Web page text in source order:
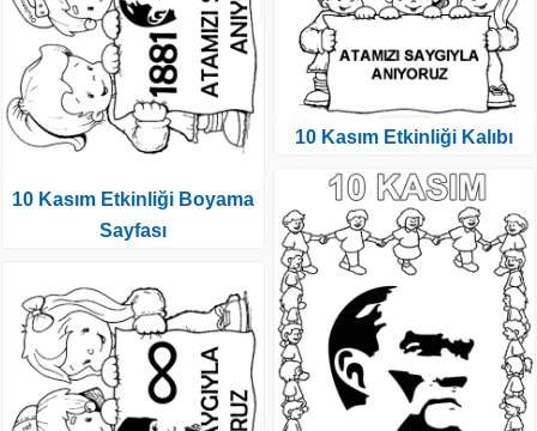
10 Kasım Etkinliği Boyama
Sayfası
10 Kasım Etkinliği Kalıbı